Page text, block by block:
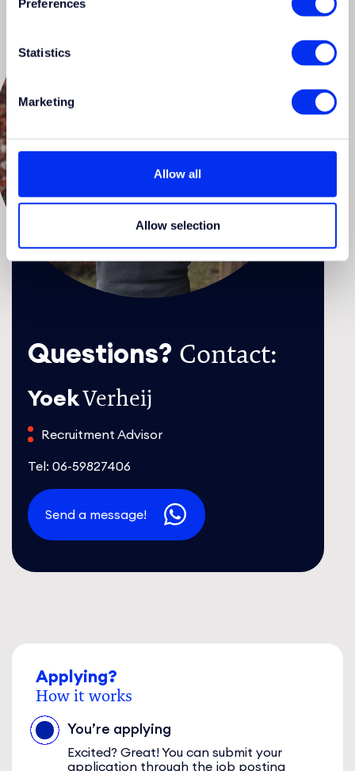
Preferences
Statistics
Marketing
Allow all
Allow selection
Questions? Contact:
YoekVerheij
Recruitment Advisor
Tel: 06-59827406
Send a message!
Applying?
How it works
You’re applying
Excited? Great! You can submit your
application through the job posting